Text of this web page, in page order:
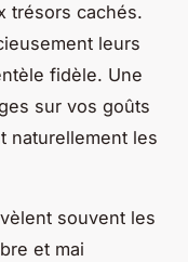
trésors cachés.
leurs
fidèle. Une
sur vos goûts
naturellement les
souvent les
et mai